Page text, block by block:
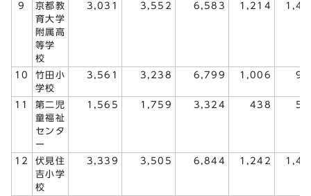
9
京都教
育大学
附属高
等学
校
3,031 3,552 6,583 1,214
10
竹田小
学校
3,561 3,238 6,799 1,006
11
第二児
童福祉
センタ
ー
1,565 1,759 3,324 438
12
伏見住
吉小学
校
3,339 3,505 6,844 1,242